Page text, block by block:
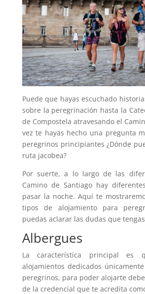
Puede que hayas escuchado
sobre la peregrinación hasta la
de Compostela atravesando el
vez te hayas hecho una pregunta
peregrinos principiantes ¿Dónde
ruta jacobea?
Por suerte, a lo largo de las
Camino de Santiago hay
pasar la noche. Aquí te
tipos de alojamiento para
puedas aclarar las dudas que
Albergues
La característica principal es
alojamientos dedicados
peregrinos, para poder alojarte
de la credencial que te acredita